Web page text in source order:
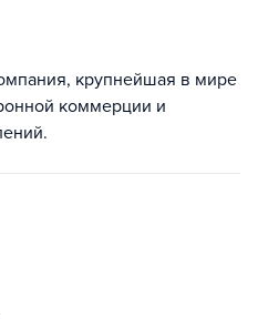
крупнейшая в мире
коммерции и